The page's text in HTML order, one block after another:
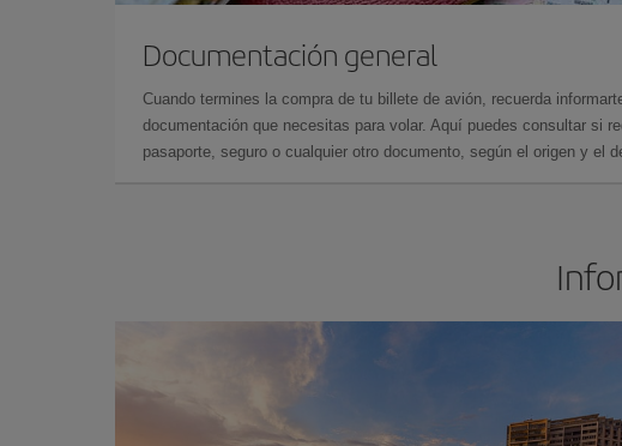
Documentación general
Cuando termines la compra de tu billete de avión, recuerda
documentación que necesitas para volar. Aquí puedes consultar si
pasaporte, seguro o cualquier otro documento, según el origen y el